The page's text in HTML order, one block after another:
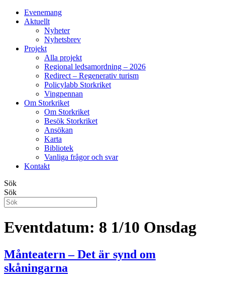
Evenemang
Aktuellt
Nyheter
Nyhetsbrev
Projekt
Alla projekt
Regional ledsamordning – 2026
Redirect – Regenerativ turism
Policylabb Storkriket
Vingpennan
Om Storkriket
Om Storkriket
Besök Storkriket
Ansökan
Karta
Bibliotek
Vanliga frågor och svar
Kontakt
Sök
Sök
Eventdatum: 8 1/10 Onsdag
Månteatern – Det är synd om
skåningarna